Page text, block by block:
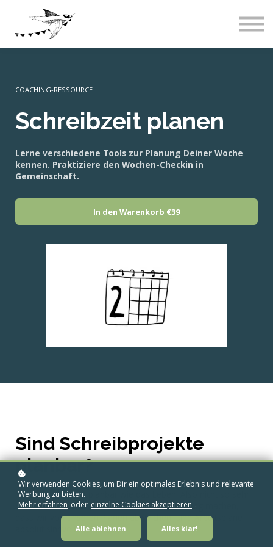
COACHING-RESSOURCE
Schreibzeit planen
Lerne verschiedene Tools zur Planung Deiner Woche
kennen. Praktiziere den Wochen-Checkin in
Gemeinschaft.
In den Warenkorb €39
Sind Schreibprojekte
planbar?
Naja, ungefähr so planbar wie das Leben. Also nicht so sehr.
Aber auch wenn wir immer wieder die Erfahrung machen,
dass wir von unseren Plänen abweichen, sind Arbeitspläne
absolut sinnvoll.
Wir verwenden Cookies, um Dir ein optimales Erlebnis und relevante
Werbung zu bieten.
Mehr erfahren oder einzelne Cookies akzeptieren .
Alle ablehnen Alles klar!